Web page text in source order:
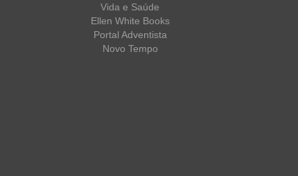
Vida e Saúde
Ellen White Books
Portal Adventista
Novo Tempo